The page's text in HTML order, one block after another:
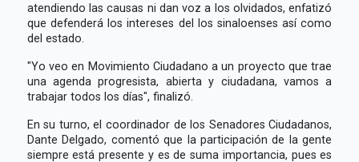
atendiendo las causas ni dan voz a los olvidados, enfatizó
que defenderá los intereses del los sinaloenses así como
del estado.
"Yo veo en Movimiento Ciudadano a un proyecto que trae
una agenda progresista, abierta y ciudadana, vamos a
trabajar todos los días", finalizó.
En su turno, el coordinador de los Senadores Ciudadanos,
Dante Delgado, comentó que la participación de la gente
siempre está presente y es de suma importancia, pues es